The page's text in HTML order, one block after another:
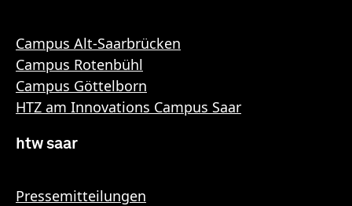
Campus Alt-Saarbrücken
Campus Rotenbühl
Campus Göttelborn
HTZ am Innovations Campus Saar
htw saar
Pressemitteilungen